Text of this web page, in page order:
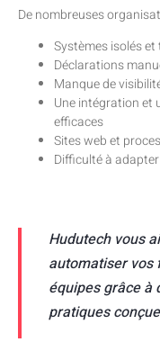
De nombreuses
Systèmes isolés
Déclarations
Manque de
Une intégration et
efficaces
Sites web et
Difficulté à
Hudutech vous
automatiser vos
équipes grâce à
pratiques